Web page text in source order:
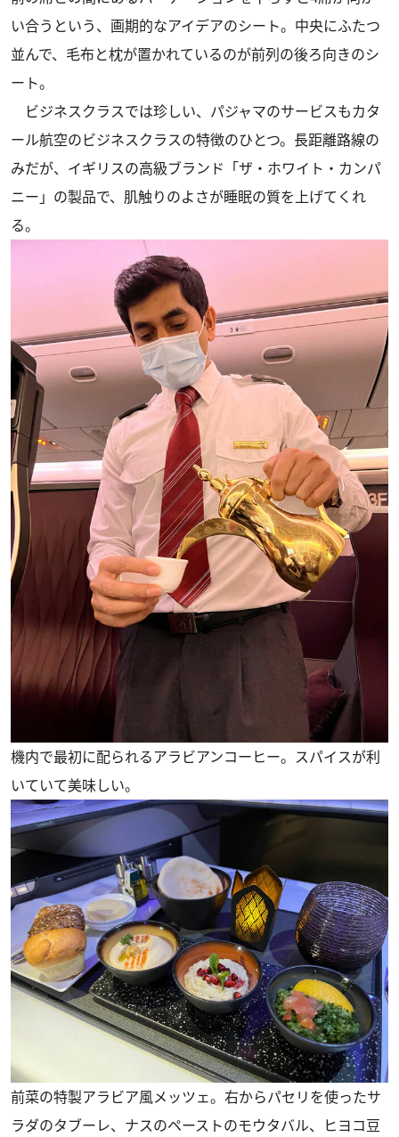
い合うという、画期的なアイデアのシート。中央にふたつ
並んで、毛布と枕が置かれているのが前列の後ろ向きのシ
ート。
ビジネスクラスでは珍しい、パジャマのサービスもカタ
ール航空のビジネスクラスの特徴のひとつ。長距離路線の
みだが、イギリスの高級ブランド「ザ・ホワイト・カンパ
ニー」の製品で、肌触りのよさが睡眠の質を上げてくれ
る。
機内で最初に配られるアラビアンコーヒー。スパイスが利
いていて美味しい。
前菜の特製アラビア風メッツェ。右からパセリを使ったサ
ラダのタブーレ、ナスのペーストのモウタバル、ヒヨコ豆